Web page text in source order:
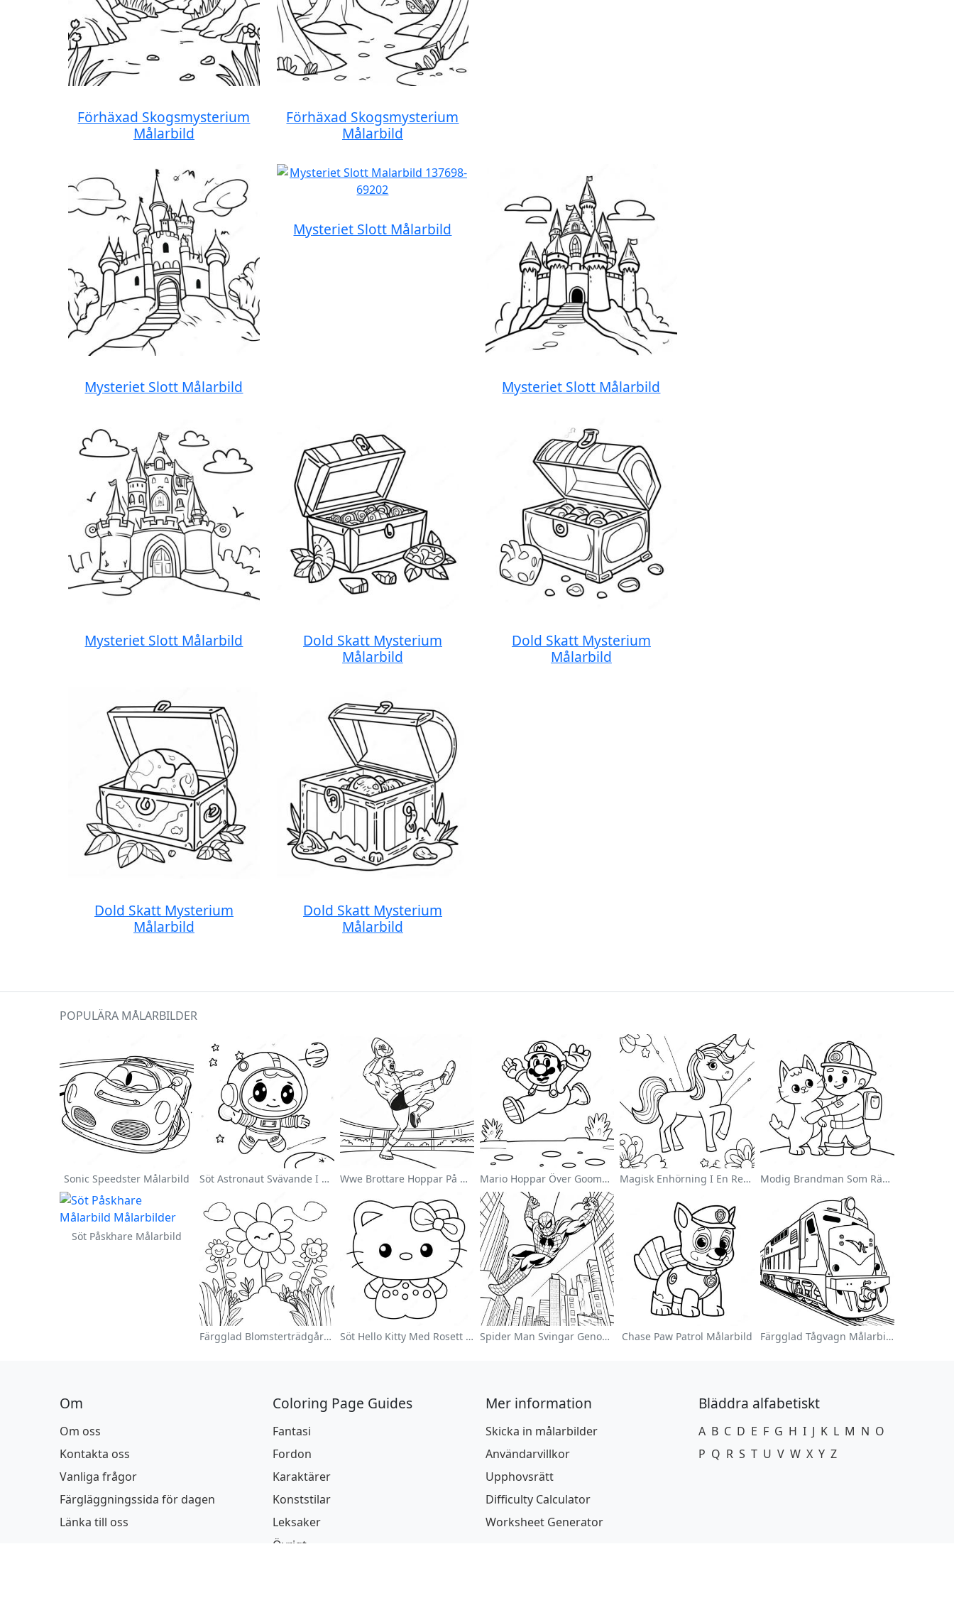
Förhäxad Skogsmysterium
Målarbild
Förhäxad Skogsmysterium
Målarbild
Mysteriet Slott Målarbild
Mysteriet Slott Målarbild
Mysteriet Slott Målarbild
Mysteriet Slott Målarbild
Dold Skatt Mysterium
Målarbild
Dold Skatt Mysterium
Målarbild
Dold Skatt Mysterium
Målarbild
Dold Skatt Mysterium
Målarbild
POPULÄRA MÅLARBILDER
Sonic Speedster Målarbild Söt Astronaut Svävande I Rymden Målarbild Wwe Brottare Hoppar På Motståndare Målarbild Mario Hoppar Över Goombas Målarbild Magisk Enhörning I En Regnbåge Målarbild Modig Brandman Som Räddar En Katt Målarbild
Söt Påskhare Målarbild
Färgglad Blomsterträdgård Målarbild Söt Hello Kitty Med Rosett Målarbild Spider Man Svingar Genom Staden Målarbild Chase Paw Patrol Målarbild Färgglad Tågvagn Målarbild
Om
Om oss
Kontakta oss
Vanliga frågor
Färgläggningssida för dagen
Länka till oss
Coloring Page Guides
Fantasi
Fordon
Karaktärer
Konststilar
Leksaker
Övrigt
Mer information
Skicka in målarbilder
Användarvillkor
Upphovsrätt
Difficulty Calculator
Worksheet Generator
Bläddra alfabetiskt
A B C D E F G H I J K L M N O
P Q R S T U V W X Y Z